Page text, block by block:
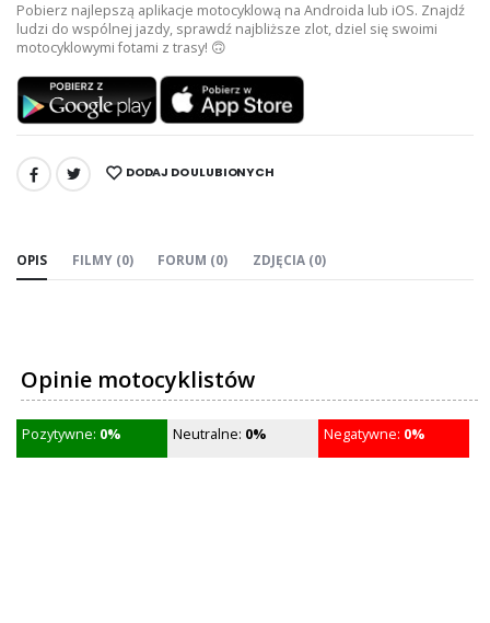
Pobierz najlepszą aplikacje motocyklową na Androida lub iOS. Znajdź
ludzi do wspólnej jazdy, sprawdź najbliższe zlot, dziel się swoimi
motocyklowymi fotami z trasy! 🙃
UDOSTĘPNIJ: DODAJ DO ULUBIONYCH
OPIS FILMY (0) FORUM (0) ZDJĘCIA (0)
Opinie motocyklistów
Pozytywne: 0% Neutralne: 0% Negatywne: 0%